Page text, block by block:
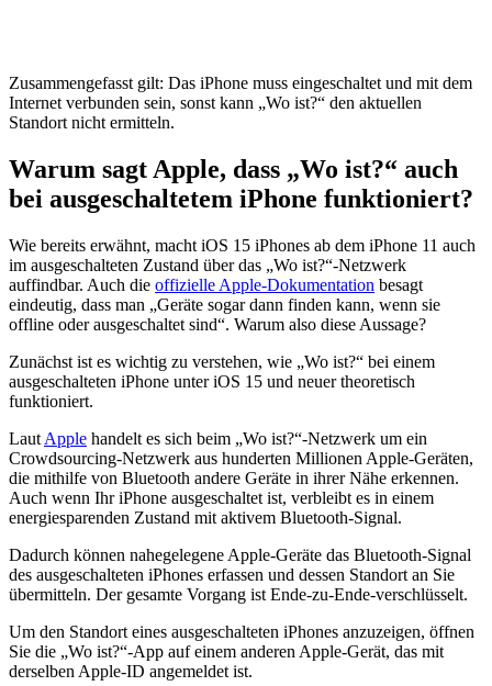
Zusammengefasst gilt: Das iPhone muss eingeschaltet und mit dem
Internet verbunden sein, sonst kann „Wo ist?“ den aktuellen
Standort nicht ermitteln.
Warum sagt Apple, dass „Wo ist?“ auch
bei ausgeschaltetem iPhone funktioniert?
Wie bereits erwähnt, macht iOS 15 iPhones ab dem iPhone 11 auch
im ausgeschalteten Zustand über das „Wo ist?“-Netzwerk
auffindbar. Auch die offizielle Apple-Dokumentation besagt
eindeutig, dass man „Geräte sogar dann finden kann, wenn sie
offline oder ausgeschaltet sind“. Warum also diese Aussage?
Zunächst ist es wichtig zu verstehen, wie „Wo ist?“ bei einem
ausgeschalteten iPhone unter iOS 15 und neuer theoretisch
funktioniert.
Laut Apple handelt es sich beim „Wo ist?“-Netzwerk um ein
Crowdsourcing-Netzwerk aus hunderten Millionen Apple-Geräten,
die mithilfe von Bluetooth andere Geräte in ihrer Nähe erkennen.
Auch wenn Ihr iPhone ausgeschaltet ist, verbleibt es in einem
energiesparenden Zustand mit aktivem Bluetooth-Signal.
Dadurch können nahegelegene Apple-Geräte das Bluetooth-Signal
des ausgeschalteten iPhones erfassen und dessen Standort an Sie
übermitteln. Der gesamte Vorgang ist Ende-zu-Ende-verschlüsselt.
Um den Standort eines ausgeschalteten iPhones anzuzeigen, öffnen
Sie die „Wo ist?“-App auf einem anderen Apple-Gerät, das mit
derselben Apple-ID angemeldet ist.